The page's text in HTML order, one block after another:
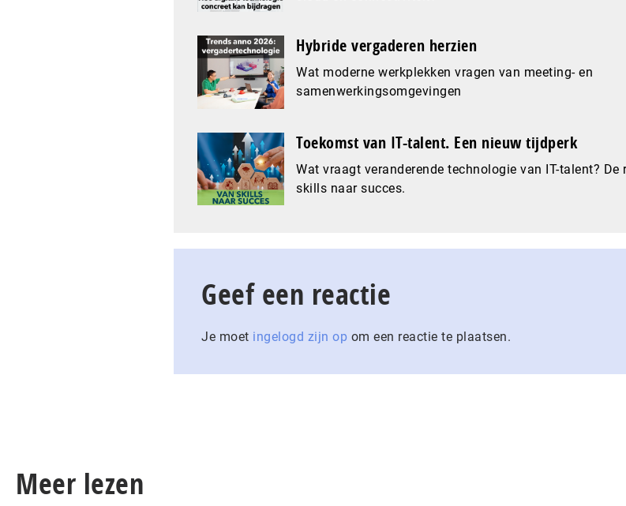
Hybride vergaderen herzien
Wat moderne werkplekken vragen van meeting- en
samenwerkingsomgevingen
Toekomst van IT-talent. Een nieuw tijdperk
Wat vraagt veranderende technologie van IT-talent? De
skills naar succes.
Geef een reactie
Je moet ingelogd zijn op om een reactie te plaatsen.
Meer lezen